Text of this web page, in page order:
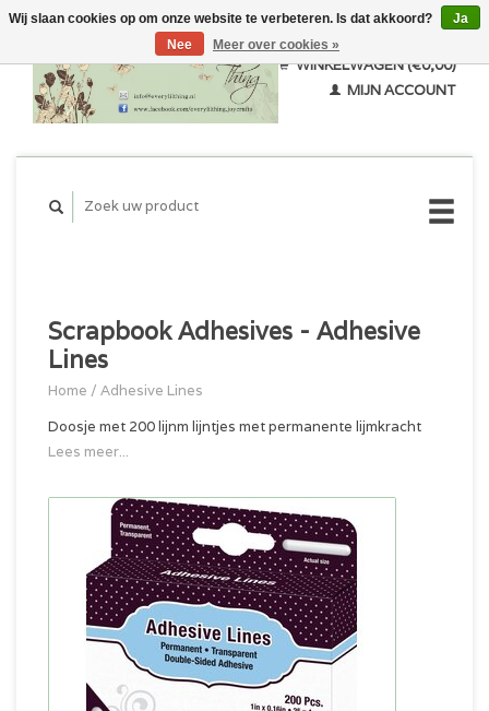
WINKELWAGEN (€0,00)
MIJN ACCOUNT
Scrapbook Adhesives - Adhesive
Lines
Home / Adhesive Lines
Doosje met 200 lijnm lijntjes met permanente lijmkracht
Lees meer...
Wij slaan cookies op om onze website te verbeteren. Is dat akkoord?
Ja
Nee
Meer over cookies »